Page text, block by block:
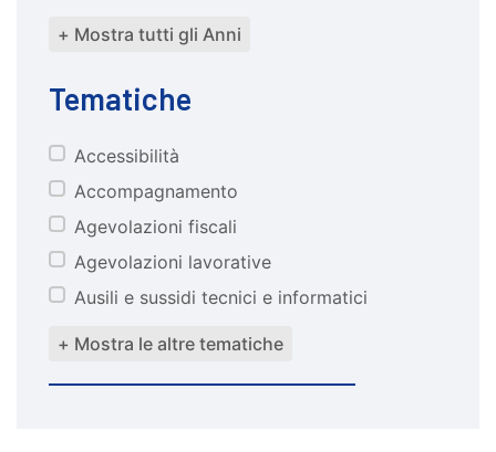
+ Mostra tutti gli Anni
Tematiche
tematiche
Accessibilità
Accompagnamento
Agevolazioni fiscali
Agevolazioni lavorative
Ausili e sussidi tecnici e informatici
+ Mostra le altre tematiche